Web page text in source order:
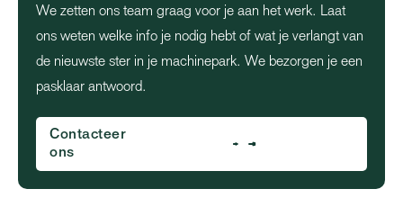
We zetten ons team graag voor je aan het werk. Laat
ons weten welke info je nodig hebt of wat je verlangt van
de nieuwste ster in je machinepark. We bezorgen je een
pasklaar antwoord.
Contacteer
ons